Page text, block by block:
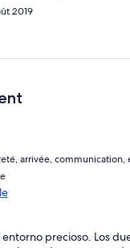
2019
arrivée,
entorno precioso. Los